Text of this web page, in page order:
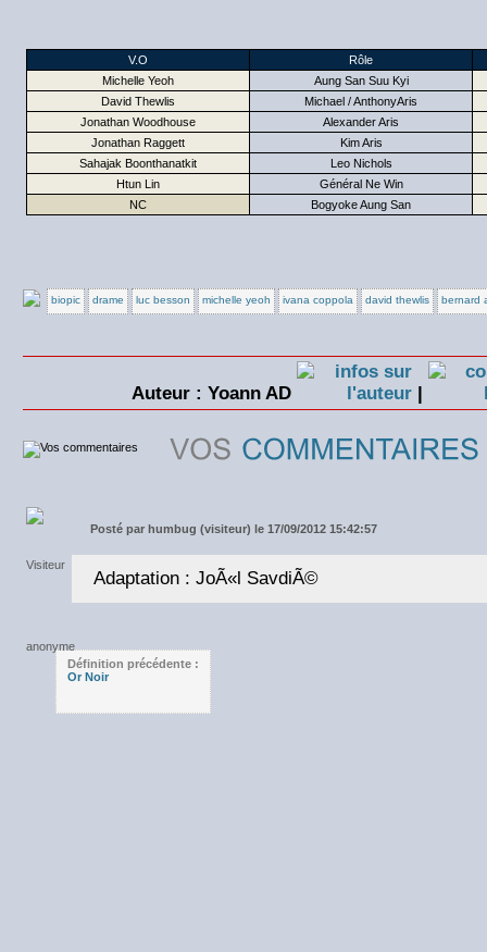
V.O
Rôle
Michelle Yeoh
Aung San Suu Kyi
David Thewlis
Michael / AnthonyAris
Jonathan Woodhouse
Alexander Aris
Jonathan Raggett
Kim Aris
Sahajak Boonthanatkit
Leo Nichols
Htun Lin
Général Ne Win
NC
Bogyoke Aung San
biopic drame luc besson michelle yeoh ivana coppola david thewlis bernard
Auteur : Yoann AD |
Posté par humbug (visiteur) le 17/09/2012 15:42:57
Adaptation : JoÃ«l SavdiÃ©
Définition précédente :
Or Noir